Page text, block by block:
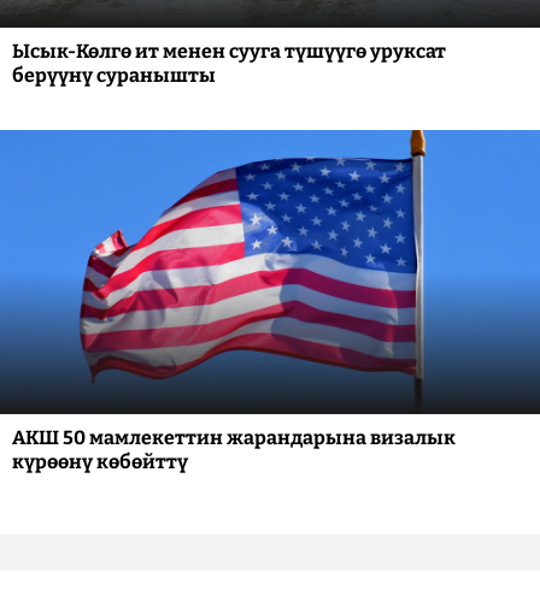
Ысык-Көлгө ит менен сууга түшүүгө уруксат
берүүнү суранышты
АКШ 50 мамлекеттин жарандарына визалык
күрөөнү көбөйттү